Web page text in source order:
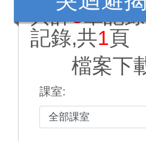
共計8筆記
記錄,共1頁
檔案下
課室: